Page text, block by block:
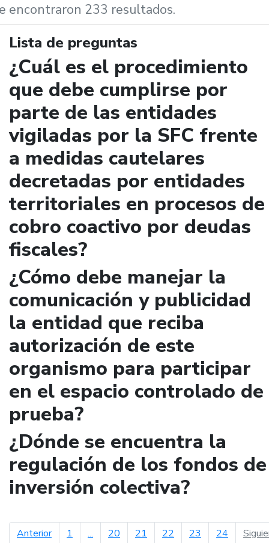
encontraron 233 resultados.
Lista de preguntas
¿Cuál es el procedimiento
que debe cumplirse por
parte de las entidades
vigiladas por la SFC frente
a medidas cautelares
decretadas por entidades
territoriales en procesos de
cobro coactivo por deudas
fiscales?
¿Cómo debe manejar la
comunicación y publicidad
la entidad que reciba
autorización de este
organismo para participar
en el espacio controlado de
prueba?
¿Dónde se encuentra la
regulación de los fondos de
inversión colectiva?
Anteriorpágina anterior
1 ... 20 21 22 23 24